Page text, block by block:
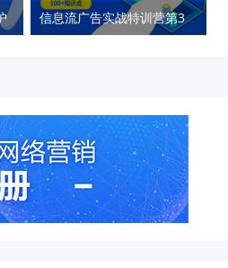
信息流广告实战特训营第37期